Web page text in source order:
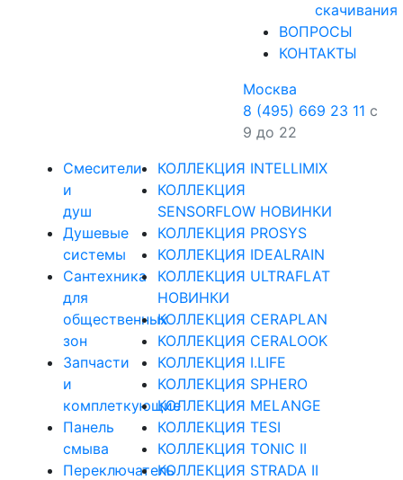
скачивания
ВОПРОСЫ
КОНТАКТЫ
Москва
8 (495) 669 23 11 с
9 до 22
Смесители
и
душ
Душевые
системы
Сантехника
для
общественных
зон
Запчасти
и
комплеткующие
Панель
смыва
Переключатель
КОЛЛЕКЦИЯ INTELLIMIX
КОЛЛЕКЦИЯ
SENSORFLOW НОВИНКИ
КОЛЛЕКЦИЯ PROSYS
КОЛЛЕКЦИЯ IDEALRAIN
КОЛЛЕКЦИЯ ULTRAFLAT
НОВИНКИ
КОЛЛЕКЦИЯ CERAPLAN
КОЛЛЕКЦИЯ CERALOOK
КОЛЛЕКЦИЯ I.LIFE
КОЛЛЕКЦИЯ SPHERO
КОЛЛЕКЦИЯ MELANGE
КОЛЛЕКЦИЯ TESI
КОЛЛЕКЦИЯ TONIC II
КОЛЛЕКЦИЯ STRADA II